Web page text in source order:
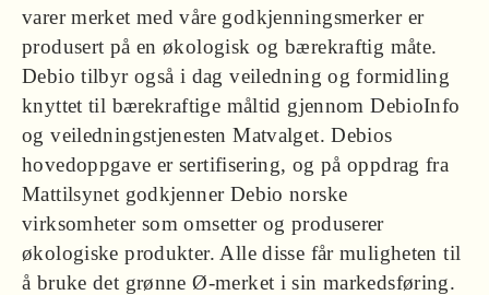
varer merket med våre godkjenningsmerker er
produsert på en økologisk og bærekraftig måte.
Debio tilbyr også i dag veiledning og formidling
knyttet til bærekraftige måltid gjennom DebioInfo
og veiledningstjenesten Matvalget. Debios
hovedoppgave er sertifisering, og på oppdrag fra
Mattilsynet godkjenner Debio norske
virksomheter som omsetter og produserer
økologiske produkter. Alle disse får muligheten til
å bruke det grønne Ø-merket i sin markedsføring.